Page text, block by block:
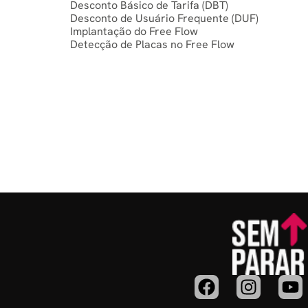
Desconto Básico de Tarifa (DBT)
Desconto de Usuário Frequente (DUF)
Implantação do Free Flow
Detecção de Placas no Free Flow